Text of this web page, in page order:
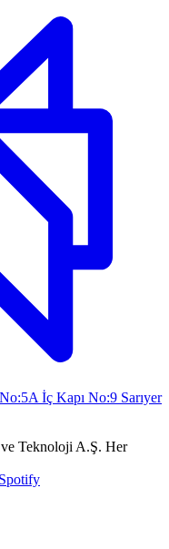
İç Kapı No:9 Sarıyer
Teknoloji A.Ş. Her
Spotify